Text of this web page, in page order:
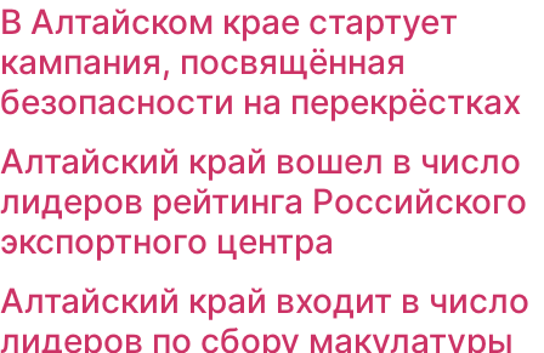
В Алтайском крае стартует
кампания, посвящённая
безопасности на перекрёстках
Алтайский край вошел в число
лидеров рейтинга Российского
экспортного центра
Алтайский край входит в число
лидеров по сбору макулатуры